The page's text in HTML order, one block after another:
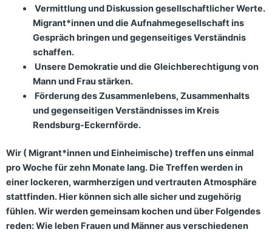
⁠ Vermittlung und Diskussion gesellschaftlicher Werte.
Migrant*innen und die Aufnahmegesellschaft ins
Gespräch bringen und gegenseitiges Verständnis
schaffen.
Unsere Demokratie und die Gleichberechtigung von
Mann und Frau stärken.
Förderung des Zusammenlebens, Zusammenhalts
und gegenseitigen Verständnisses im Kreis
Rendsburg-Eckernförde.
Wir ( Migrant*innen und Einheimische) treffen uns einmal
pro Woche für zehn Monate lang. Die Treffen werden in
einer lockeren, warmherzigen und vertrauten Atmosphäre
stattfinden. Hier können sich alle sicher und zugehörig
fühlen. Wir werden gemeinsam kochen und über Folgendes
reden: Wie leben Frauen und Männer aus verschiedenen